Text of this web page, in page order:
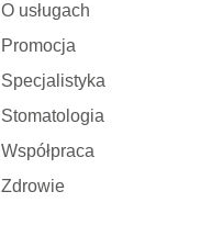
O usługach
Promocja
Specjalistyka
Stomatologia
Współpraca
Zdrowie